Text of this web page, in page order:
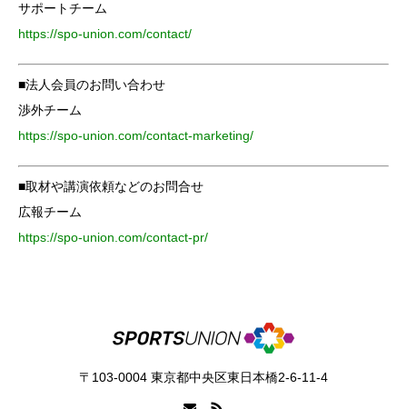
サポートチーム
https://spo-union.com/contact/
■法人会員のお問い合わせ
渉外チーム
https://spo-union.com/contact-marketing/
■取材や講演依頼などのお問合せ
広報チーム
https://spo-union.com/contact-pr/
〒103-0004 東京都中央区東日本橋2-6-11-4